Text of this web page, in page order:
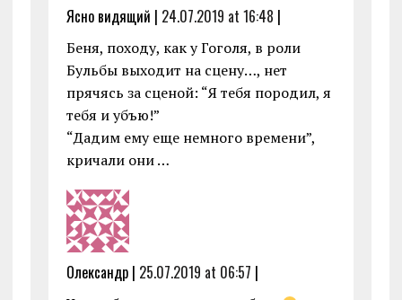
Ясно видящий | 24.07.2019 at 16:48 |
Беня, походу, как у Гоголя, в роли
Бульбы выходит на сцену…, нет
прячясь за сценой: “Я тебя породил, я
тебя и убъю!”
“Дадим ему еще немного времени”,
кричали они …
Олександр | 25.07.2019 at 06:57 |